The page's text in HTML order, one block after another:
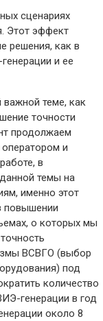
сценариях
Этот эффект
решения, как в
и ее
теме, как
точности
продолжаем
и
в
темы на
именно этот
повышении
о которых мы
ВСВГО (выбор
под
количество
генерации в год
около 8